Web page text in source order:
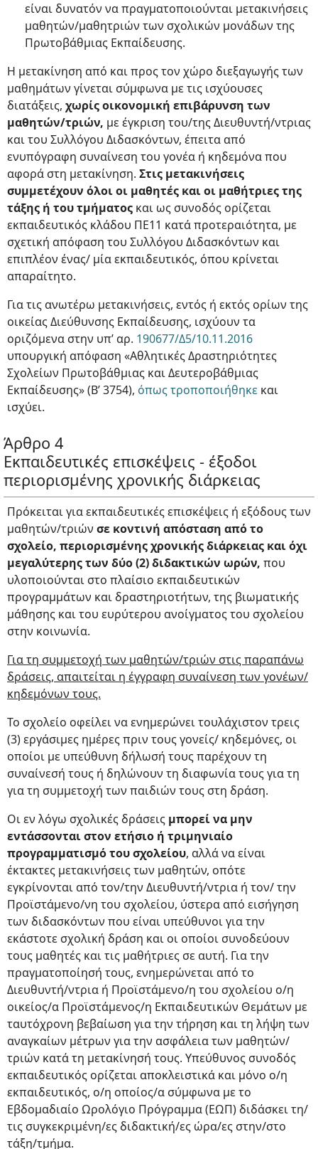
είναι δυνατόν να πραγματοποιούνται μετακινήσεις
μαθητών/μαθητριών των σχολικών μονάδων της
Πρωτοβάθμιας Εκπαίδευσης.
Η μετακίνηση από και προς τον χώρο διεξαγωγής των
μαθημάτων γίνεται σύμφωνα με τις ισχύουσες
διατάξεις, χωρίς οικονομική επιβάρυνση των
μαθητών/τριών, με έγκριση του/της Διευθυντή/ντριας
και του Συλλόγου Διδασκόντων, έπειτα από
ενυπόγραφη συναίνεση του γονέα ή κηδεμόνα που
αφορά στη μετακίνηση. Στις μετακινήσεις
συμμετέχουν όλοι οι μαθητές και οι μαθήτριες της
τάξης ή του τμήματος και ως συνοδός ορίζεται
εκπαιδευτικός κλάδου ΠΕ11 κατά προτεραιότητα, με
σχετική απόφαση του Συλλόγου Διδασκόντων και
επιπλέον ένας/ μία εκπαιδευτικός, όπου κρίνεται
απαραίτητο.
Για τις ανωτέρω μετακινήσεις, εντός ή εκτός ορίων της
οικείας Διεύθυνσης Εκπαίδευσης, ισχύουν τα
οριζόμενα στην υπ’ αρ. 190677/Δ5/10.11.2016
υπουργική απόφαση «Αθλητικές Δραστηριότητες
Σχολείων Πρωτοβάθμιας και Δευτεροβάθμιας
Εκπαίδευσης» (Β’ 3754), όπως τροποποιήθηκε και
ισχύει.
Άρθρο 4
Εκπαιδευτικές επισκέψεις - έξοδοι
περιορισμένης χρονικής διάρκειας
Πρόκειται για εκπαιδευτικές επισκέψεις ή εξόδους των
μαθητών/τριών σε κοντινή απόσταση από το
σχολείο, περιορισμένης χρονικής διάρκειας και όχι
μεγαλύτερης των δύο (2) διδακτικών ωρών, που
υλοποιούνται στο πλαίσιο εκπαιδευτικών
προγραμμάτων και δραστηριοτήτων, της βιωματικής
μάθησης και του ευρύτερου ανοίγματος του σχολείου
στην κοινωνία.
Για τη συμμετοχή των μαθητών/τριών στις παραπάνω
δράσεις, απαιτείται η έγγραφη συναίνεση των γονέων/
κηδεμόνων τους.
Το σχολείο οφείλει να ενημερώνει τουλάχιστον τρεις
(3) εργάσιμες ημέρες πριν τους γονείς/ κηδεμόνες, οι
οποίοι με υπεύθυνη δήλωσή τους παρέχουν τη
συναίνεσή τους ή δηλώνουν τη διαφωνία τους για τη
για τη συμμετοχή των παιδιών τους στη δράση.
Οι εν λόγω σχολικές δράσεις μπορεί να μην
εντάσσονται στον ετήσιο ή τριμηνιαίο
προγραμματισμό του σχολείου, αλλά να είναι
έκτακτες μετακινήσεις των μαθητών, οπότε
εγκρίνονται από τον/την Διευθυντή/ντρια ή τον/ την
Προϊστάμενο/νη του σχολείου, ύστερα από εισήγηση
των διδασκόντων που είναι υπεύθυνοι για την
εκάστοτε σχολική δράση και οι οποίοι συνοδεύουν
τους μαθητές και τις μαθήτριες σε αυτή. Για την
πραγματοποίησή τους, ενημερώνεται από το
Διευθυντή/ντρια ή Προϊστάμενο/η του σχολείου ο/η
οικείος/α Προϊστάμενος/η Εκπαιδευτικών Θεμάτων με
ταυτόχρονη βεβαίωση για την τήρηση και τη λήψη των
αναγκαίων μέτρων για την ασφάλεια των μαθητών/
τριών κατά τη μετακίνησή τους. Υπεύθυνος συνοδός
εκπαιδευτικός ορίζεται αποκλειστικά και μόνο ο/η
εκπαιδευτικός, ο/η οποίος/α σύμφωνα με το
Εβδομαδιαίο Ωρολόγιο Πρόγραμμα (ΕΩΠ) διδάσκει τη/
τις συγκεκριμένη/ες διδακτική/ες ώρα/ες στην/στο
τάξη/τμήμα.